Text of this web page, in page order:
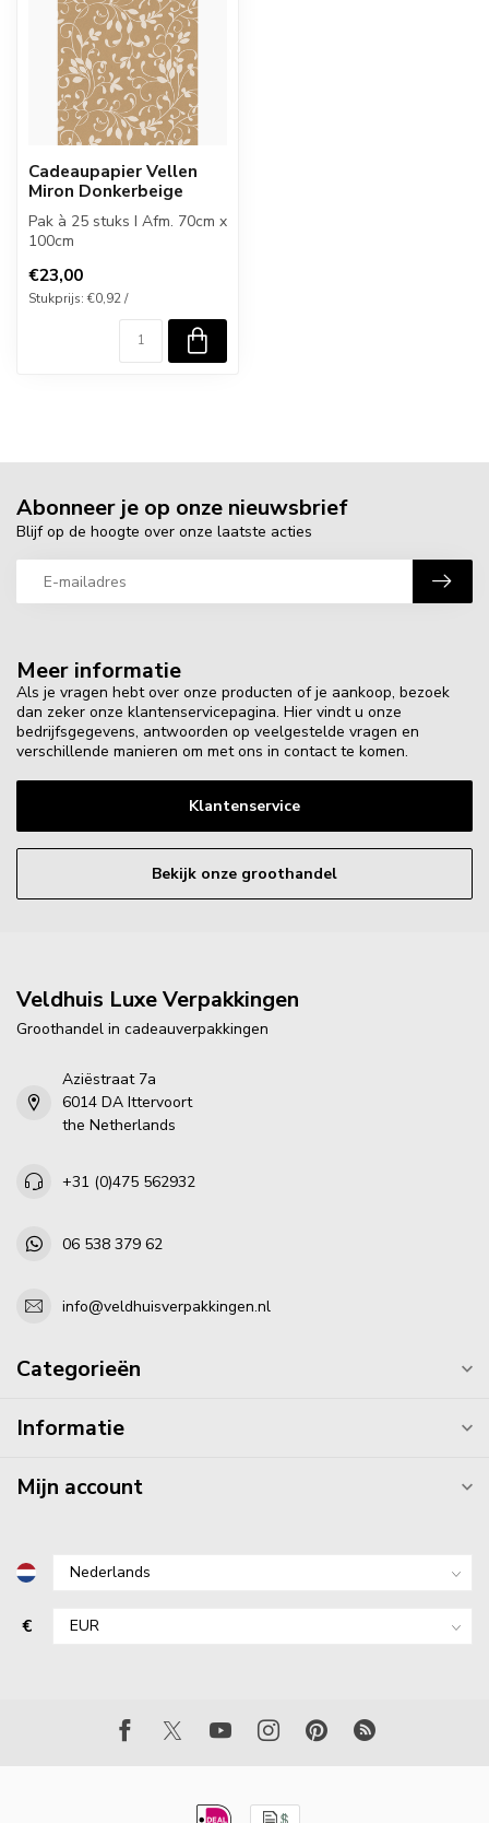
Cadeaupapier Vellen
Miron Donkerbeige
Pak à 25 stuks I Afm. 70cm x
100cm
€23,00
Stukprijs: €0,92 /
Meer informatie
Als je vragen hebt over onze producten of je aankoop, bezoek
dan zeker onze klantenservicepagina. Hier vindt u onze
bedrijfsgegevens, antwoorden op veelgestelde vragen en
verschillende manieren om met ons in contact te komen.
Klantenservice
Bekijk onze groothandel
Abonneer je op onze nieuwsbrief
Blijf op de hoogte over onze laatste acties
Veldhuis Luxe Verpakkingen
Groothandel in cadeauverpakkingen
Aziëstraat 7a
6014 DA Ittervoort
the Netherlands
+31 (0)475 562932
06 538 379 62
info@veldhuisverpakkingen.nl
Categorieën
Informatie
Mijn account
€